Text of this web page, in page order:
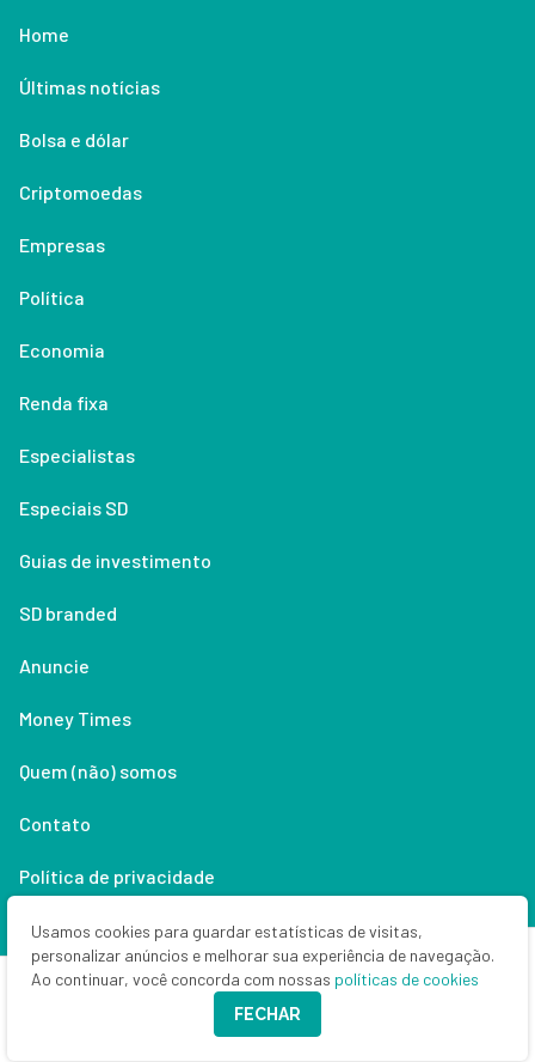
Home
Últimas notícias
Bolsa e dólar
Criptomoedas
Empresas
Política
Economia
Renda fixa
Especialistas
Especiais SD
Guias de investimento
SD branded
Anuncie
Money Times
Quem (não) somos
Contato
Política de privacidade
Lifestyle
Copyright © 2026 Seu Dinheiro. Todos os direitos reservados.
CNPJ: 33.523.405/0001-63
Usamos cookies para guardar estatísticas de visitas,
personalizar anúncios e melhorar sua experiência de navegação.
Ao continuar, você concorda com nossas políticas de cookies
FECHAR